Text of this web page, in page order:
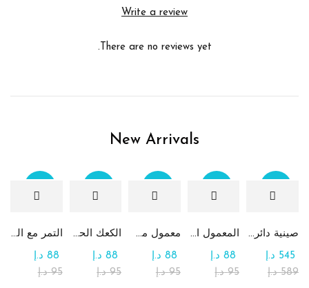
Write a review
There are no reviews yet.
New Arrivals
صينية دائرية كبيرة جداً من الشوكولاتة والرهش
589 د.إ
545 د.إ
المعمول التقليدي بالتمر
95 د.إ
88 د.إ
معمول من القمح الكامل بدون سكر
95 د.إ
88 د.إ
الكعك الحساوي بالتمر
95 د.إ
88 د.إ
التمر مع الطحينة (التمريه)
95 د.إ
88 د.إ